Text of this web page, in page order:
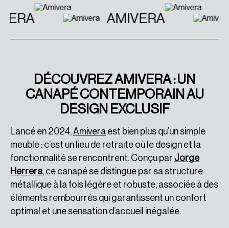
AMIVERA
DÉCOUVREZ AMIVERA : UN
CANAPÉ CONTEMPORAIN AU
DESIGN EXCLUSIF
Lancé en 2024,Amivera est bien plus qu’un simple
meuble : c’est un lieu de retraite où le design et la
fonctionnalité se rencontrent. Conçu par Jorge
Herrera, ce canapé se distingue par sa structure
métallique à la fois légère et robuste, associée à des
éléments rembourrés qui garantissent un confort
optimal et une sensation d’accueil inégalée.